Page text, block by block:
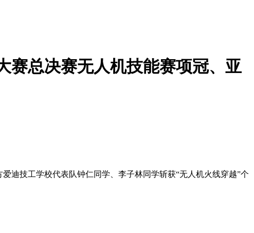
赛总决赛无人机技能赛项冠、亚
迪技工学校代表队钟仁同学、李子林同学斩获“无人机火线穿越”个